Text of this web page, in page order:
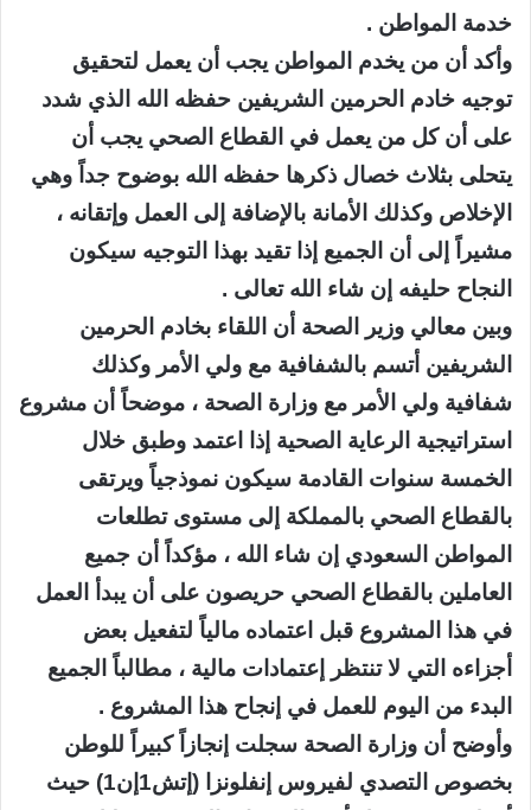
خدمة المواطن .
وأكد أن من يخدم المواطن يجب أن يعمل لتحقيق
توجيه خادم الحرمين الشريفين حفظه الله الذي شدد
على أن كل من يعمل في القطاع الصحي يجب أن
يتحلى بثلاث خصال ذكرها حفظه الله بوضوح جداً وهي
الإخلاص وكذلك الأمانة بالإضافة إلى العمل وإتقانه ،
مشيراً إلى أن الجميع إذا تقيد بهذا التوجيه سيكون
النجاح حليفه إن شاء الله تعالى .
وبين معالي وزير الصحة أن اللقاء بخادم الحرمين
الشريفين أتسم بالشفافية مع ولي الأمر وكذلك
شفافية ولي الأمر مع وزارة الصحة ، موضحاً أن مشروع
استراتيجية الرعاية الصحية إذا اعتمد وطبق خلال
الخمسة سنوات القادمة سيكون نموذجياً ويرتقى
بالقطاع الصحي بالمملكة إلى مستوى تطلعات
المواطن السعودي إن شاء الله ، مؤكداً أن جميع
العاملين بالقطاع الصحي حريصون على أن يبدأ العمل
في هذا المشروع قبل اعتماده مالياً لتفعيل بعض
أجزاءه التي لا تنتظر إعتمادات مالية ، مطالباً الجميع
البدء من اليوم للعمل في إنجاح هذا المشروع .
وأوضح أن وزارة الصحة سجلت إنجازاً كبيراً للوطن
بخصوص التصدي لفيروس إنفلونزا (إتش1إن1) حيث